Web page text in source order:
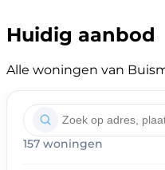
Huidig aanbod
Alle woningen van
157 woningen